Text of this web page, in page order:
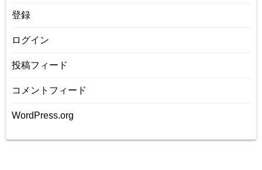
登録
ログイン
投稿フィード
コメントフィード
WordPress.org